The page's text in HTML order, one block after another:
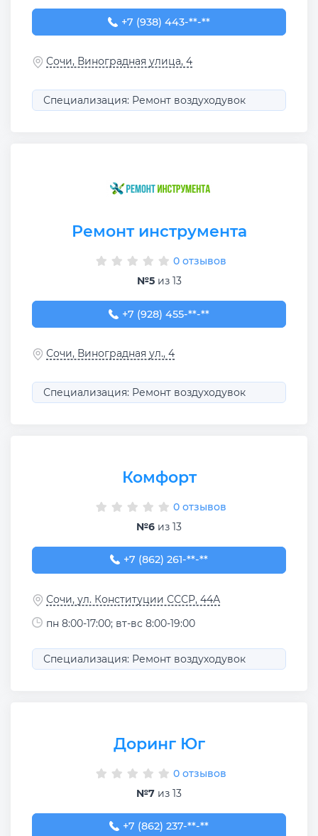
+7 (938) 443-45-55
+7 (938) 443-**-**
Сочи, Виноградная улица, 4
Специализация: Ремонт воздуходувок
Ремонт инструмента
0 отзывов
№5из 13
+7 (928) 455-50-03
+7 (928) 455-**-**
Сочи, Виноградная ул., 4
Специализация: Ремонт воздуходувок
Комфорт
0 отзывов
№6 из 13
+7 (862) 261-61-61
+7 (862) 261-**-**
Сочи, ул. Конституции СССР, 44А
пн 8:00-17:00; вт-вс 8:00-19:00
Специализация: Ремонт воздуходувок
Доринг Юг
0 отзывов
№7 из 13
+7 (862) 237-42-47
+7 (862) 237-**-**